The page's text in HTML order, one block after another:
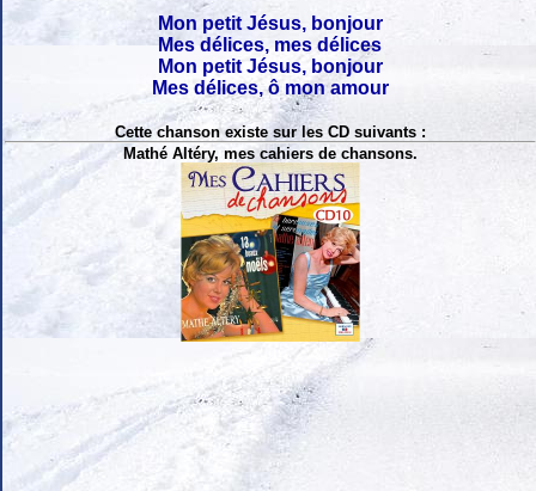
Mon petit Jésus, bonjour
Mes délices, mes délices
Mon petit Jésus, bonjour
Mes délices, ô mon amour
Cette chanson existe sur les CD suivants :
Mathé Altéry, mes cahiers de chansons.